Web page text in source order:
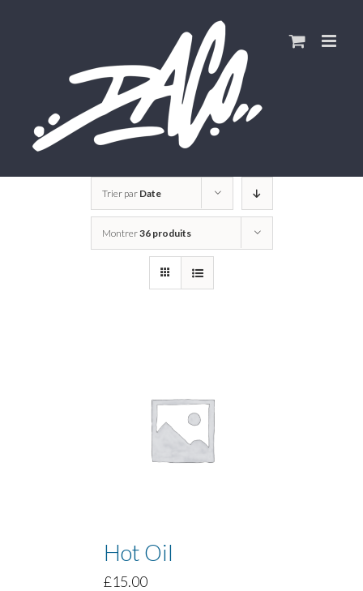
Trier par Date
Montrer36 produits
Hot Oil
£15.00